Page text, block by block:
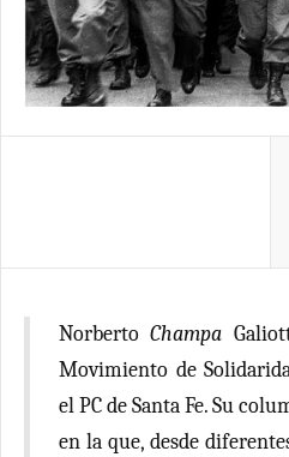
NorbertoChampa
Movimiento de
el PC de Santa Fe. Su
en la que, desde